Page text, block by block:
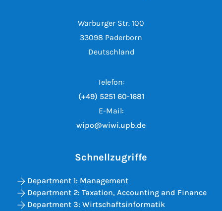
Warburger Str. 100
33098 Paderborn
Deutschland
Telefon:
(+49) 5251 60-1681
E-Mail:
wipo@wiwi.upb.de
Schnellzugriffe
Department 1: Management
Department 2: Taxation, Accounting and Finance
Department 3: Wirtschaftsinformatik